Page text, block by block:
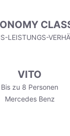
LEISTUNGS-
VITO
Bis zu 8 Personen
Mercedes Benz